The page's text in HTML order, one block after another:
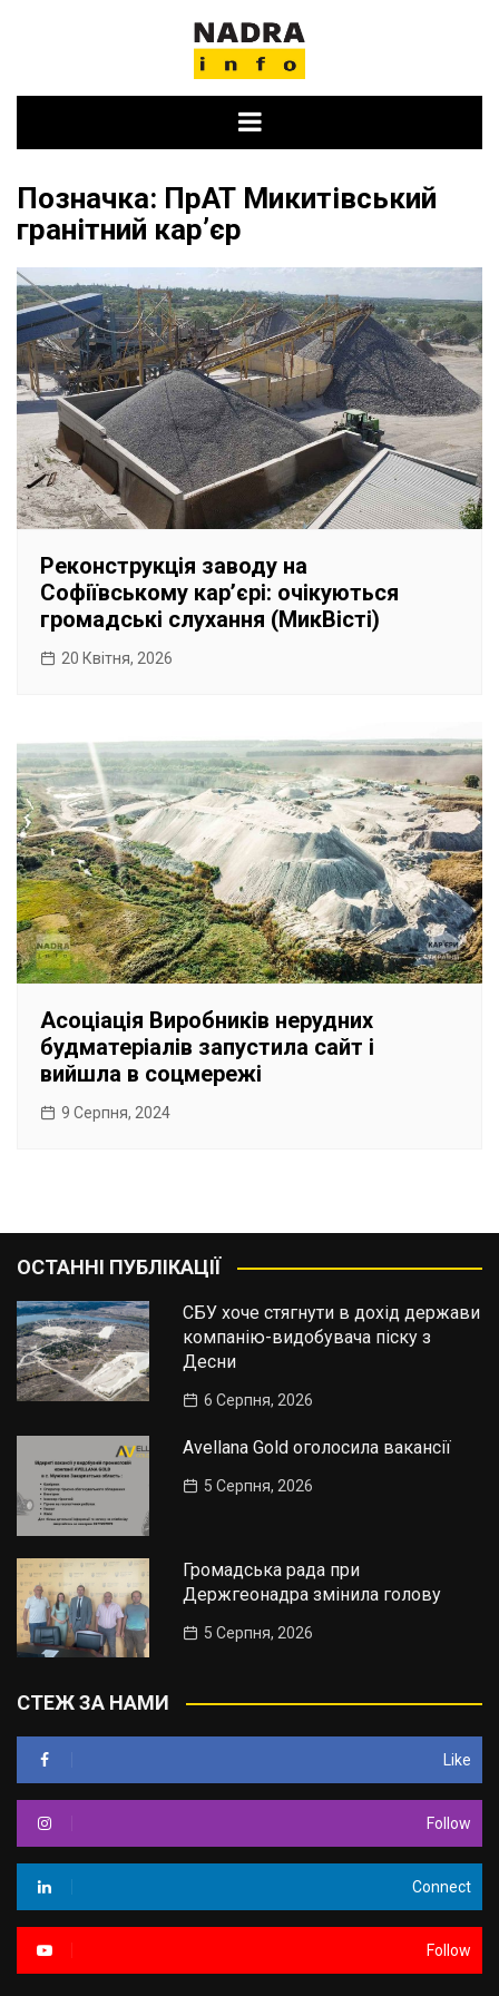
Позначка: ПрАТ Микитівський
гранітний карʼєр
Реконструкція заводу на
Софіївському карʼєрі: очікуються
громадські слухання (МикВісті)
20 Квітня, 2026
Асоціація Виробників нерудних
будматеріалів запустила сайт і
вийшла в соцмережі
9 Серпня, 2024
ОСТАННІ ПУБЛІКАЦІЇ
СБУ хоче стягнути в дохід держави
компанію-видобувача піску з
Десни
6 Серпня, 2026
Avellana Gold оголосила вакансії
5 Серпня, 2026
Громадська рада при
Держгеонадра змінила голову
5 Серпня, 2026
СТЕЖ ЗА НАМИ
Like
Follow
Connect
Follow